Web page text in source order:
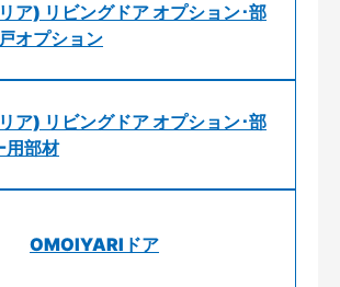
ア) リビングドア オプション･部
オプション
ア) リビングドア オプション･部
用部材
OMOIYARIドア